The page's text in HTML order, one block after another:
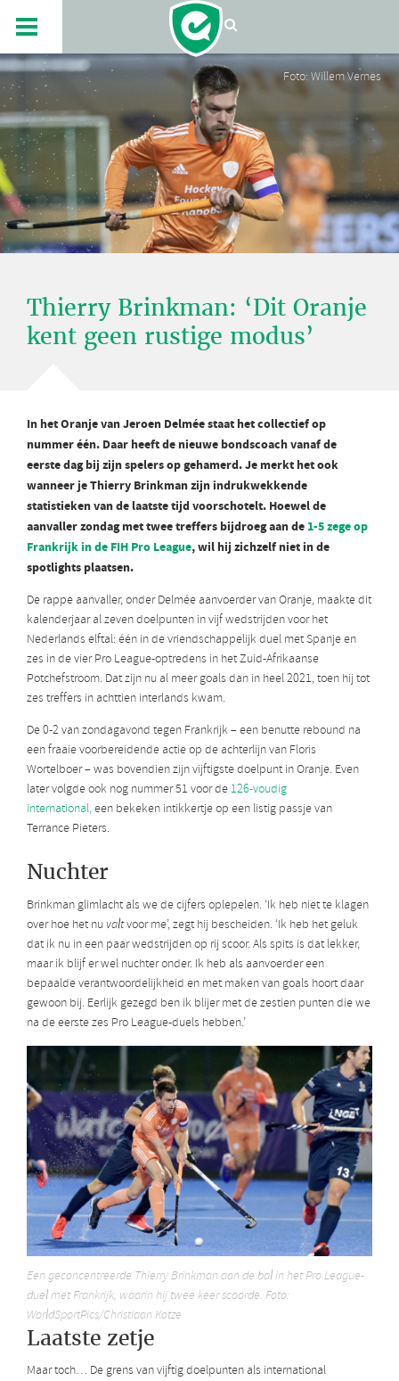
Foto: Willem Vernes
Thierry Brinkman: ‘Dit Oranje
kent geen rustige modus’
In het Oranje van Jeroen Delmée staat het collectief op
nummer één. Daar heeft de nieuwe bondscoach vanaf de
eerste dag bij zijn spelers op gehamerd. Je merkt het ook
wanneer je Thierry Brinkman zijn indrukwekkende
statistieken van de laatste tijd voorschotelt. Hoewel de
aanvaller zondag met twee treffers bijdroeg aan de 1-5 zege op
Frankrijk in de FIH Pro League, wil hij zichzelf niet in de
spotlights plaatsen.
De rappe aanvaller, onder Delmée aanvoerder van Oranje, maakte dit
kalenderjaar al zeven doelpunten in vijf wedstrijden voor het
Nederlands elftal: één in de vriendschappelijk duel met Spanje en
zes in de vier Pro League-optredens in het Zuid-Afrikaanse
Potchefstroom. Dat zijn nu al meer goals dan in heel 2021, toen hij tot
zes treffers in achttien interlands kwam.
De 0-2 van zondagavond tegen Frankrijk – een benutte rebound na
een fraaie voorbereidende actie op de achterlijn van Floris
Wortelboer – was bovendien zijn vijftigste doelpunt in Oranje. Even
later volgde ook nog nummer 51 voor de 126-voudig
international,een bekeken intikkertje op een listig passje van
Terrance Pieters.
Nuchter
Brinkman glimlacht als we de cijfers oplepelen. ‘Ik heb niet te klagen
over hoe het nuvaltvoor me’, zegt hij bescheiden. ‘Ik heb het geluk
dat ik nu in een paar wedstrijden op rij scoor. Als spits is dat lekker,
maar ik blijf er wel nuchter onder. Ik heb als aanvoerder een
bepaalde verantwoordelijkheid en met maken van goals hoort daar
gewoon bij. Eerlijk gezegd ben ik blijer met de zestien punten die we
na de eerste zes Pro League-duels hebben.’
Een geconcentreerde Thierry Brinkman aan de bal in het Pro League-
duel met Frankrijk, waarin hij twee keer scoorde. Foto:
WorldSportPics/Christiaan Kotze
Laatste zetje
Maar toch… De grens van vijftig doelpunten als international